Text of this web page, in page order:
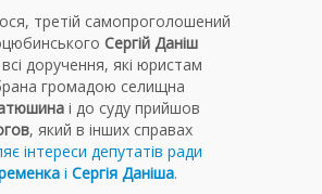
третій самопроголошений
Сергій Даніш
доручення, які юристам
громадою селищна
і до суду прийшов
, який в інших справах
інтереси депутатів ради
і Сергія Даніша.